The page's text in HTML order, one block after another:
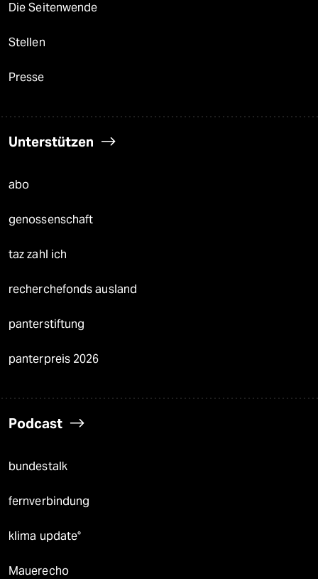
Die Seitenwende
Stellen
Presse
Unterstützen
abo
genossenschaft
taz zahl ich
recherchefonds ausland
panterstiftung
panterpreis 2026
Podcast
bundestalk
fernverbindung
klima update°
Mauerecho